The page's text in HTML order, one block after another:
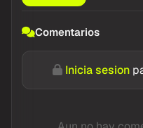
Comentarios
Inicia sesion